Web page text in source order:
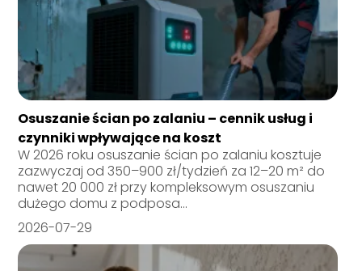
Osuszanie ścian po zalaniu – cennik usług i
czynniki wpływające na koszt
W 2026 roku osuszanie ścian po zalaniu kosztuje
zazwyczaj od 350–900 zł/tydzień za 12–20 m² do
nawet 20 000 zł przy kompleksowym osuszaniu
dużego domu z podposa...
2026-07-29